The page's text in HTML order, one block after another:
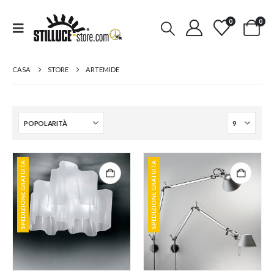
0 0
CASA STORE ARTEMIDE
SPEDIZIONE GRATUITA SPEDIZIONE GRATUITA